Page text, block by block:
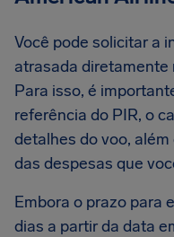
Você pode solicitar a
atrasada diretamente
Para isso, é
referência do PIR, o
detalhes do voo,
das despesas que
Embora o prazo para
dias a partir da data